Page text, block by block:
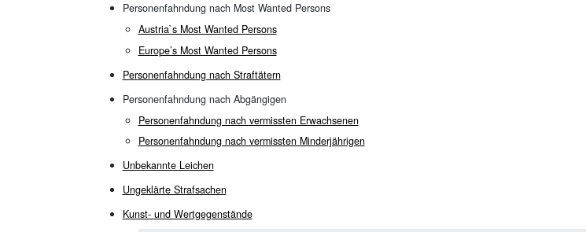
Personenfahndung nach Most Wanted Persons
Austria`s Most Wanted Persons
Europe’s Most Wanted Persons
Personenfahndung nach Straftätern
Personenfahndung nach Abgängigen
Personenfahndung nach vermissten Erwachsenen
Personenfahndung nach vermissten Minderjährigen
Unbekannte Leichen
Ungeklärte Strafsachen
Kunst- und Wertgegenstände